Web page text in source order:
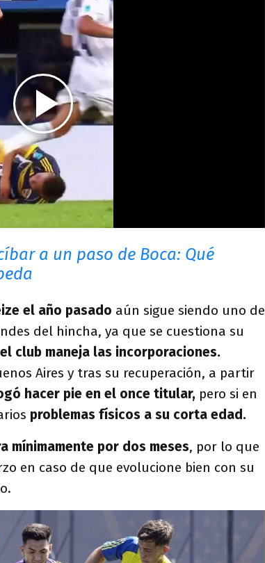
a un paso de Boca: Qué
el año pasado aún sigue siendo uno de
del hincha, ya que se cuestiona su
club maneja las incorporaciones.
Aires y tras su recuperación, a partir
hacer pie en el once titular, pero si en
problemas físicos a su corta edad.
mínimamente por dos meses, por lo que
en caso de que evolucione bien con su